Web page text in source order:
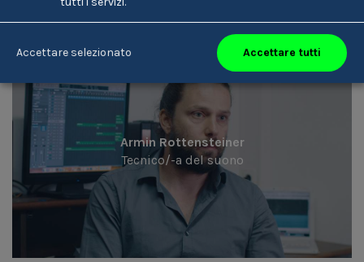
Armin Rottensteiner
Tecnico/-a del suono
Accettare selezionato Accettare tutti